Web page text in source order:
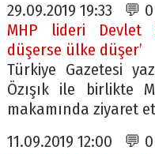
29.09.2019 19:33 💬
MHP lideri Devlet
düşerse ülke düşer’
Türkiye Gazetesi
Özışık ile birlikte
makamında ziyaret
11.09.2019 12:00 💬